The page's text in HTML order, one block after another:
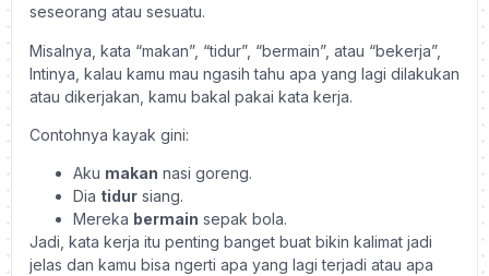
seseorang atau sesuatu.
Misalnya, kata “makan”, “tidur”, “bermain”, atau “bekerja”,
Intinya, kalau kamu mau ngasih tahu apa yang lagi dilakukan
atau dikerjakan, kamu bakal pakai kata kerja.
Contohnya kayak gini:
Aku makan nasi goreng.
Dia tidur siang.
Mereka bermain sepak bola.
Jadi, kata kerja itu penting banget buat bikin kalimat jadi
jelas dan kamu bisa ngerti apa yang lagi terjadi atau apa